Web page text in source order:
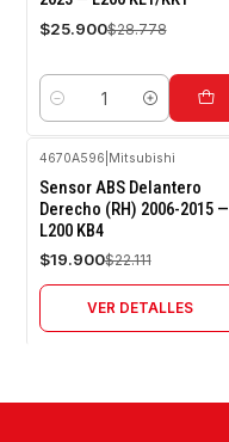
$25.900$28.778
Cantidad
-10%
OFF
Agotado
4670A596 Mitsubishi
Sensor ABS Delantero
Derecho (RH) 2006-2015 —
L200 KB4
$19.900$22.111
VER DETALLES